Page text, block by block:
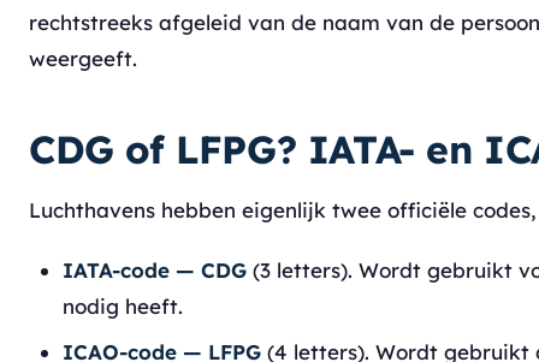
rechtstreeks afgeleid van de naam van de
weergeeft.
CDG of LFPG? IATA- en
Luchthavens hebben eigenlijk twee officiële
IATA-code — CDG (3 letters). Wordt gebruikt
nodig heeft.
ICAO-code — LFPG (4 letters). Wordt gebruikt